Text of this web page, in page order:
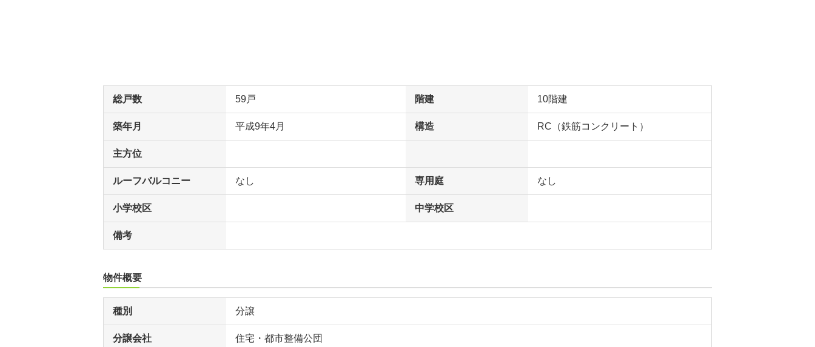
総戸数 59戸 階建 10階建
築年月 平成9年4月 構造 RC（鉄筋コンクリート）
主方位
ルーフバルコニー なし 専用庭 なし
小学校区 中学校区
備考
物件概要
種別 分譲
分譲会社 住宅・都市整備公団